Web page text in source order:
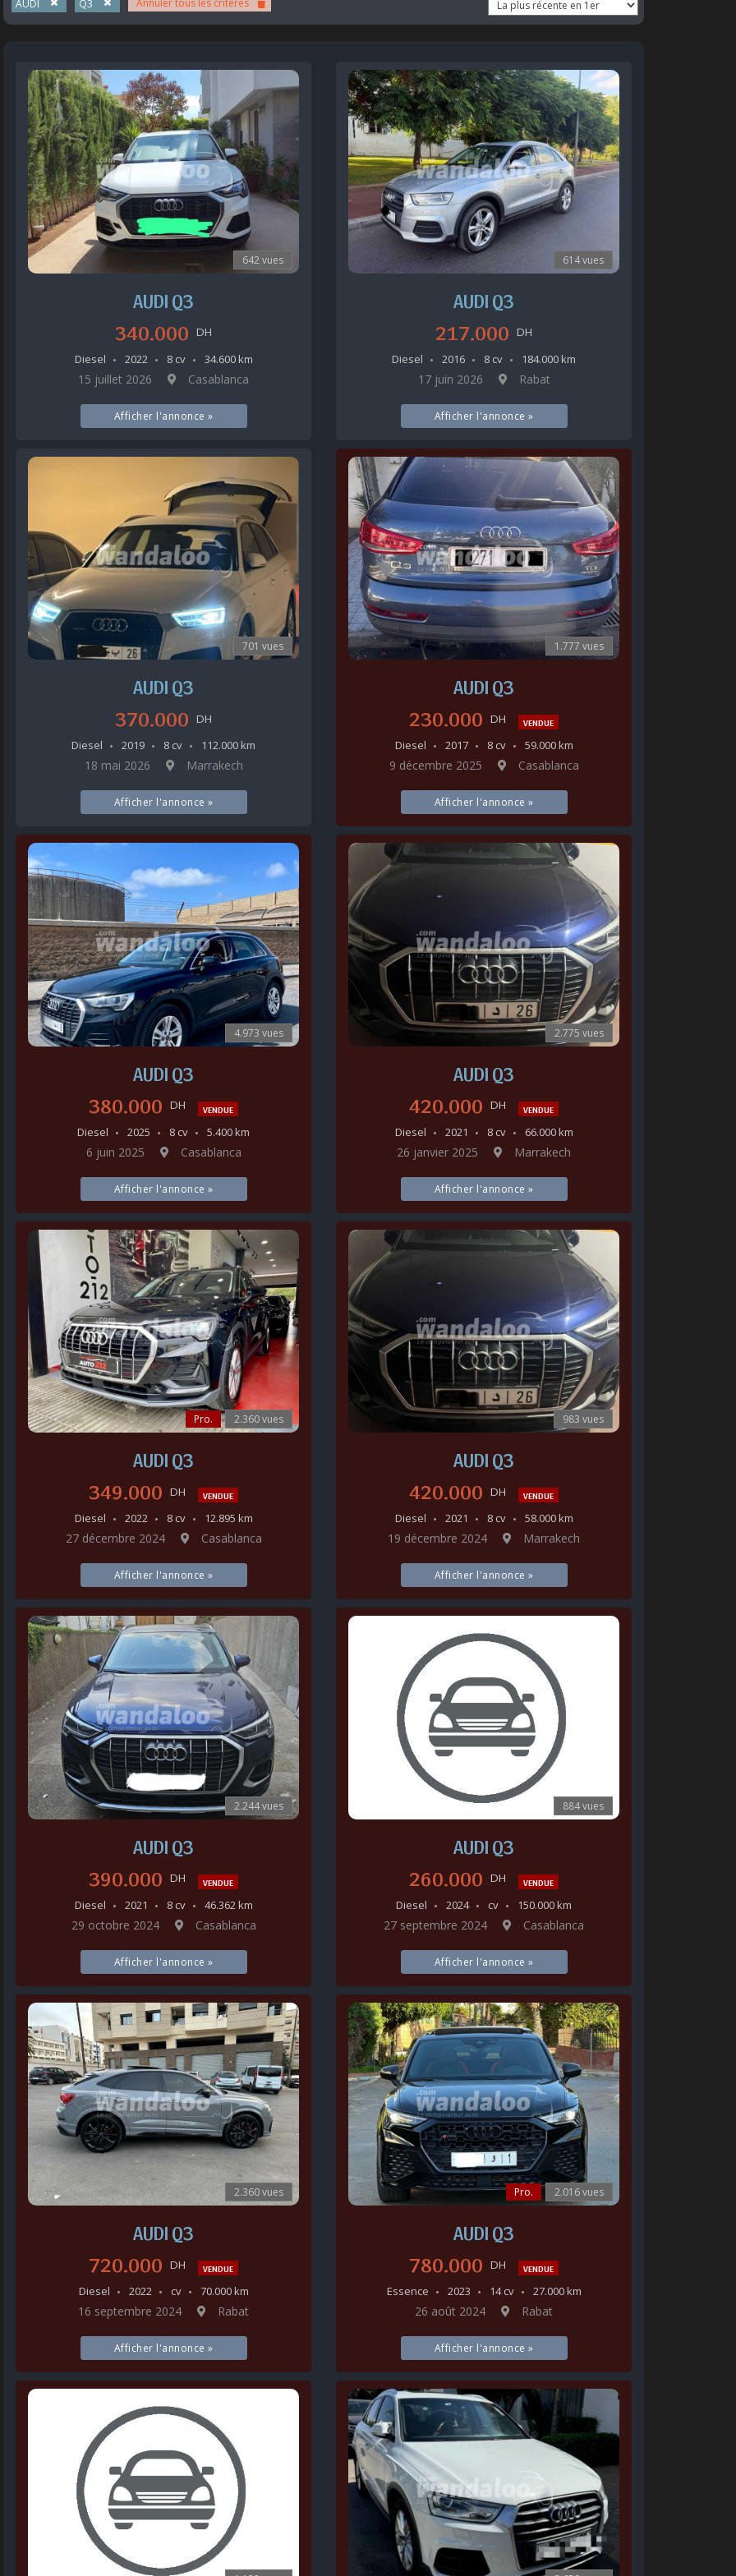
AUDI Q3 Annuler tous les critères
642 vues
AUDI Q3
340.000 DH
Diesel
2022 8 cv 34.600 km
15 juillet 2026 Casablanca
Afficher l'annonce »
614 vues
AUDI Q3
217.000 DH
Diesel
2016 8 cv 184.000 km
17 juin 2026 Rabat
Afficher l'annonce »
701 vues
AUDI Q3
370.000 DH
Diesel
2019 8 cv 112.000 km
18 mai 2026 Marrakech
Afficher l'annonce »
1.777 vues
AUDI Q3
230.000 DH VENDUE
Diesel 2017 8 cv 59.000 km
9 décembre 2025 Casablanca
Afficher l'annonce »
4.973 vues
AUDI Q3
380.000 DH VENDUE
Diesel 2025 8 cv 5.400 km
6 juin 2025 Casablanca
Afficher l'annonce »
2.775 vues
AUDI Q3
420.000 DH VENDUE
Diesel 2021 8 cv 66.000 km
26 janvier 2025 Marrakech
Afficher l'annonce »
Pro. 2.360 vues
AUDI Q3
349.000 DH VENDUE
Diesel 2022 8 cv 12.895 km
27 décembre 2024 Casablanca
Afficher l'annonce »
983 vues
AUDI Q3
420.000 DH VENDUE
Diesel 2021 8 cv 58.000 km
19 décembre 2024 Marrakech
Afficher l'annonce »
2.244 vues
AUDI Q3
390.000 DH VENDUE
Diesel 2021 8 cv 46.362 km
29 octobre 2024 Casablanca
Afficher l'annonce »
884 vues
AUDI Q3
260.000 DH VENDUE
Diesel 2024 cv 150.000 km
27 septembre 2024 Casablanca
Afficher l'annonce »
2.360 vues
AUDI Q3
720.000 DH VENDUE
Diesel 2022 cv 70.000 km
16 septembre 2024 Rabat
Afficher l'annonce »
Pro. 2.016 vues
AUDI Q3
780.000 DH VENDUE
Essence 2023 14 cv 27.000 km
26 août 2024 Rabat
Afficher l'annonce »